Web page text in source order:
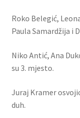
Roko Belegić,
Paula Samardžija i
Niko Antić, Ana
su 3. mjesto.
Juraj Kramer
duh.